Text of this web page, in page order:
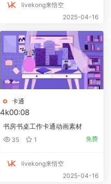
livekong来悟空
2025-04-16
卡通
4k00:08
书房书桌工作卡通动画素材
35 1 免费
livekong来悟空
2025-04-16